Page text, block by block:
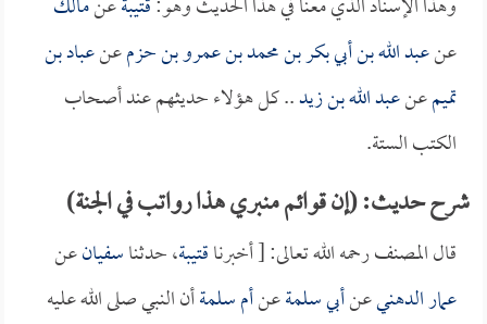
عنعبد الله بن أبي بكر بن محمد بن عمرو بن حزمعنعباد بن
تميمعنعبد الله بن زيد.. كل هؤلاء حديثهم عند أصحاب
الكتب الستة.
شرح حديث: (إن قوائم منبري هذا رواتب في الجنة)
قال المصنف رحمه الله تعالى: [ أخبرناقتيبة، حدثناسفيانعن
عمار الدهنيعنأبي سلمةعنأم سلمةأن النبي صلى الله عليه